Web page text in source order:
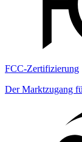
FCC-Zertifizierung
Der Marktzugang